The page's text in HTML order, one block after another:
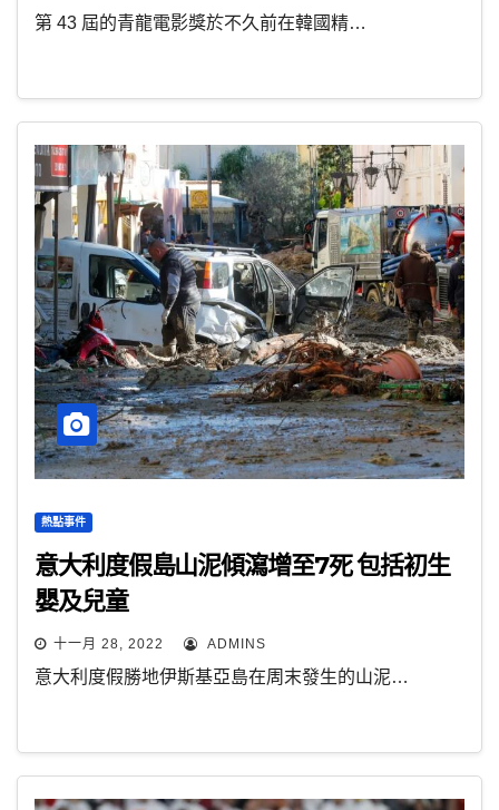
第 43 屆的青龍電影獎於不久前在韓國精…
熱點事件
意大利度假島山泥傾瀉增至7死 包括初生
嬰及兒童
十一月 28, 2022 ADMINS
意大利度假勝地伊斯基亞島在周末發生的山泥…